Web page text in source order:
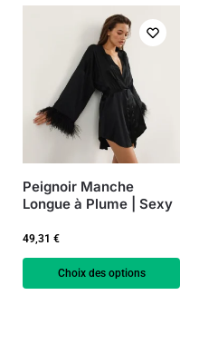
Peignoir Manche
Longue à Plume | Sexy
49,31 €
Choix des options